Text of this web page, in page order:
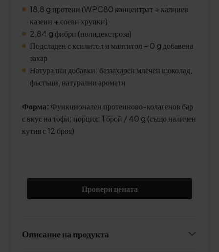
18,8 g протеин (WPC80 концентрат + калциев
казеин + соеви хрупки)
2,84 g фибри (полидекстроза)
Подсладен с ксилитол и малтитол – 0 g добавена
захар
Натурални добавки: беззахарен млечен шоколад,
фъстъци, натурални аромати
Форма: Функционален протеиново-колагенов бар
с вкус на тофи; порция: 1 брой / 40 g (също наличен
кутия с 12 броя)
Провери цената
Описание на продукта